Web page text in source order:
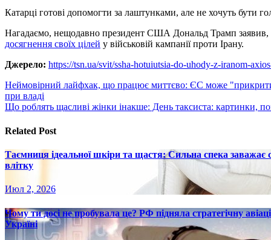
Катарці готові допомогти за лаштунками, але не хочуть бути
Нагадаємо, нещодавно президент США Дональд Трамп
досягнення своїх цілей у військовій кампанії проти Ірану.
Джерело: https://tsn.ua/svit/ssha-hotuiutsia-do-uhody-z-iranom-
Навигация
по
Неймовірний лайфхак, що працює миттєво: ЄС може
при владі
Що роблять щасливі жінки інакше: День таксиста: картинки,
Related Post
Таємниця ідеальної шкіри та щастя: Сильна спека
влітку
Июл 2, 2026
Чому ти досі не пробувала це? РФ підняла стратегічну
Україні